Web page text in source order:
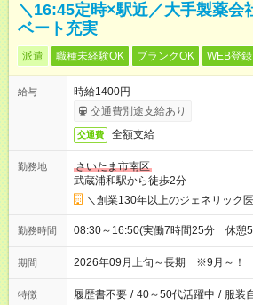
＼16:45定時×駅近／大手製薬会
ベート充実
派遣 職種未経験OK ブランクOK WEB登
給与
時給1400円
交通費別途支給あり
交通費 全額支給
勤務地
さいたま市南区
武蔵浦和駅から徒歩2分
＼創業130年以上のジェネリック
勤務時間 08:30～16:50(実働7時間25分 休憩
期間 2026年09月上旬～長期 ※9月～！
特徴 履歴書不要 / 40～50代活躍中 / 服装